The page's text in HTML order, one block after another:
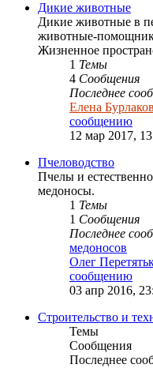
Дикие животные
Дикие животные в
животные-
Жизненное
1 Темы
4 Сообщения
Последнее
Елена
сообщению
12 мар 2017,
Пчеловодство
Пчелы и
медоносы.
1 Темы
1 Сообщения
Последнее
медоносов
Олег
сообщению
03 апр 2016,
Строительство и
Темы
Сообщения
Последнее